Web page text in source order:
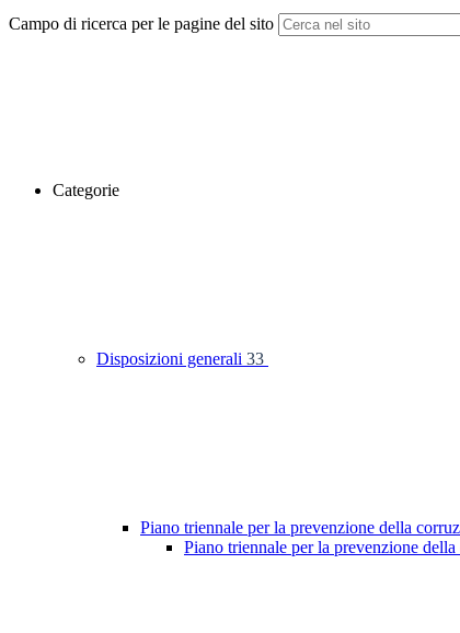
Campo di ricerca per le pagine del sito
Categorie
Disposizioni generali 33
Piano triennale per la prevenzione della
Piano triennale per la prevenzione